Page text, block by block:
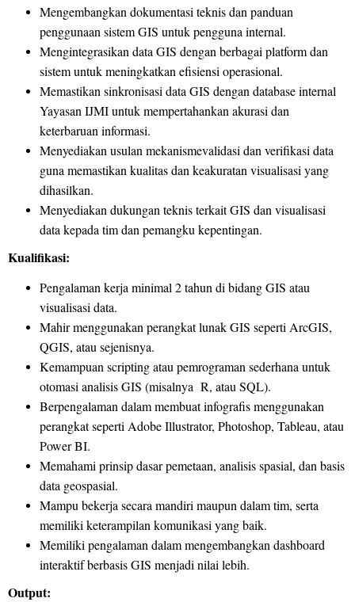
Mengembangkan dokumentasi teknis dan panduan
penggunaan sistem GIS untuk pengguna internal.
Mengintegrasikan data GIS dengan berbagai platform dan
sistem untuk meningkatkan efisiensi operasional.
Memastikan sinkronisasi data GIS dengan database internal
Yayasan IJMI untuk mempertahankan akurasi dan
keterbaruan informasi.
Menyediakan usulan mekanismevalidasi dan verifikasi data
guna memastikan kualitas dan keakuratan visualisasi yang
dihasilkan.
Menyediakan dukungan teknis terkait GIS dan visualisasi
data kepada tim dan pemangku kepentingan.
Kualifikasi:
Pengalaman kerja minimal 2 tahun di bidang GIS atau
visualisasi data.
Mahir menggunakan perangkat lunak GIS seperti ArcGIS,
QGIS, atau sejenisnya.
Kemampuan scripting atau pemrograman sederhana untuk
otomasi analisis GIS (misalnya R, atau SQL).
Berpengalaman dalam membuat infografis menggunakan
perangkat seperti Adobe Illustrator, Photoshop, Tableau, atau
Power BI.
Memahami prinsip dasar pemetaan, analisis spasial, dan basis
data geospasial.
Mampu bekerja secara mandiri maupun dalam tim, serta
memiliki keterampilan komunikasi yang baik.
Memiliki pengalaman dalam mengembangkan dashboard
interaktif berbasis GIS menjadi nilai lebih.
Output: